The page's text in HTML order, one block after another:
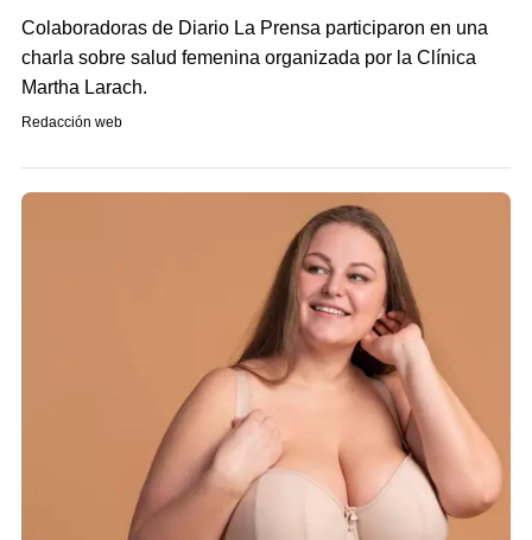
Colaboradoras de Diario La Prensa participaron en una
charla sobre salud femenina organizada por la Clínica
Martha Larach.
Redacción web